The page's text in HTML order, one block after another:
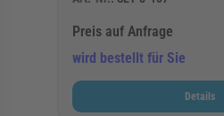
Preis auf Anfrage
wird bestellt für Sie
Details